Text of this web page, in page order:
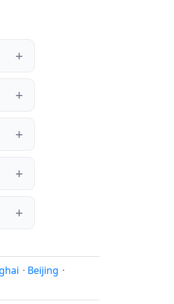
· Beijing ·